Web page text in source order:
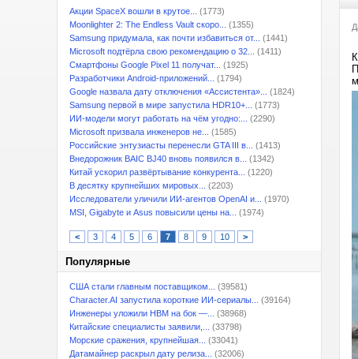
Акции SpaceX вошли в крутое...
(1773)
Moonlighter 2: The Endless Vault скоро...
(1355)
Samsung придумала, как почти избавиться от...
(1441)
Microsoft подтёрла свою рекомендацию о 32...
(1411)
Смартфоны Google Pixel 11 получат...
(1925)
Разработчики Android-приложений...
(1794)
Google назвала дату отключения «Ассистента»...
(1824)
Samsung первой в мире запустила HDR10+...
(1773)
ИИ-модели могут работать на чём угодно:...
(2290)
Microsoft призвала инженеров не...
(1585)
Российские энтузиасты перенесли GTA III в...
(1413)
Внедорожник BAIC BJ40 вновь появился в...
(1342)
Китай ускорил развёртывание конкурента...
(1220)
В десятку крупнейших мировых...
(2203)
Исследователи уличили ИИ-агентов OpenAI и...
(1970)
MSI, Gigabyte и Asus повысили цены на...
(1974)
< 3 4 5 6 7 8 9 10 >
Популярные
США стали главным поставщиком...
(39581)
Character.AI запустила короткие ИИ-сериалы...
(39164)
Инженеры уложили HBM на бок —...
(38968)
Китайские специалисты заявили,...
(33798)
Морские сражения, крупнейшая...
(33041)
Датамайнер раскрыл дату релиза...
(32006)